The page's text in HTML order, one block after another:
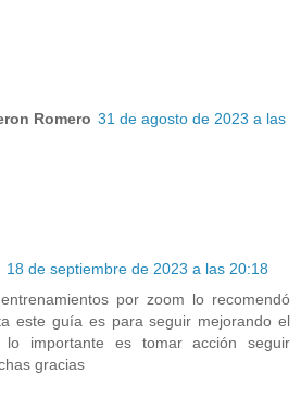
Romero 31 de agosto de 2023 a las
18 de septiembre de 2023 a las 20:18
por zoom lo recomendó
este guía es para seguir mejorando el
importante es tomar acción seguir
gracias